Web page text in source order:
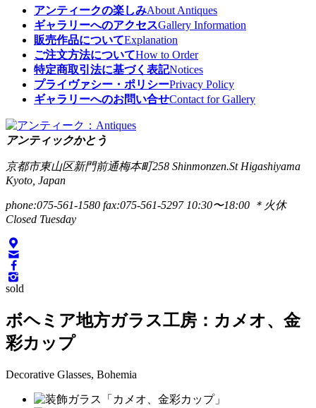
アンティークの楽しみAbout Antiques
ギャラリーへのアクセスGallery Information
販売作品についてExplanation
ご注文方法についてHow to Order
特定商取引法に基づく表記Notices
プライヴァシー・ポリシーPrivacy Policy
ギャラリーへのお問い合せContact for Gallery
アンティックかとう
京都市東山区新門前通梅本町258 Shinmonzen.St Higashiyama
Kyoto, Japan
phone:075-561-1580 fax:075-561-5297 10:30〜18:00 ＊火休
Closed Tuesday
sold
ボヘミア地方ガラス工房：カメオ、金
彩カップ
Decorative Glasses, Bohemia